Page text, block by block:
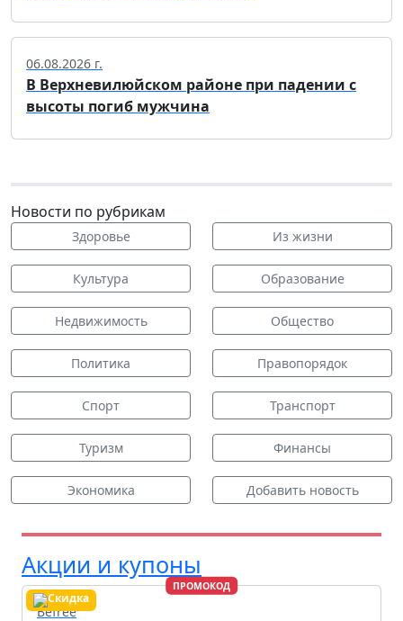
06.08.2026 г.
В Верхневилюйском районе при падении с
высоты погиб мужчина
Новости по рубрикам
Здоровье Из жизни
Культура Образование
Недвижимость Общество
Политика Правопорядок
Спорт Транспорт
Туризм Финансы
Экономика Добавить новость
Акции и купоны
ПРОМОКОД
Befree